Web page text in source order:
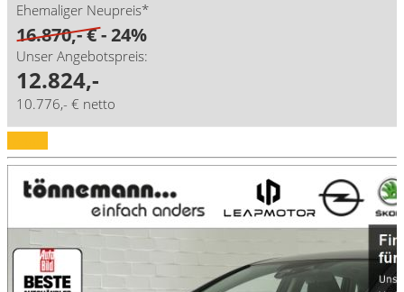
Ehemaliger Neupreis*
16.870,- €- 24%
Unser Angebotspreis:
12.824,-
10.776,- € netto